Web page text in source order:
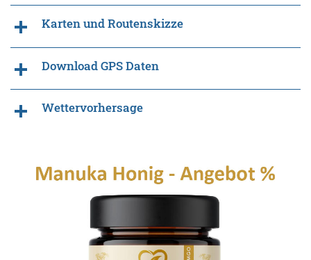
Karten und Routenskizze
Download GPS Daten
Wettervorhersage